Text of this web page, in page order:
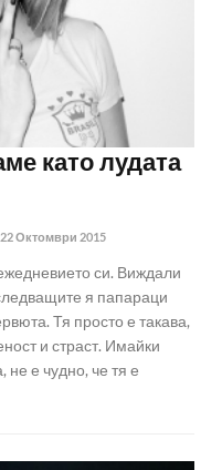
като лудата
22 Октомври 2015
си. Виждали
я папараци
Тя просто е такава,
и страст. Имайки
не е чудно, че тя е